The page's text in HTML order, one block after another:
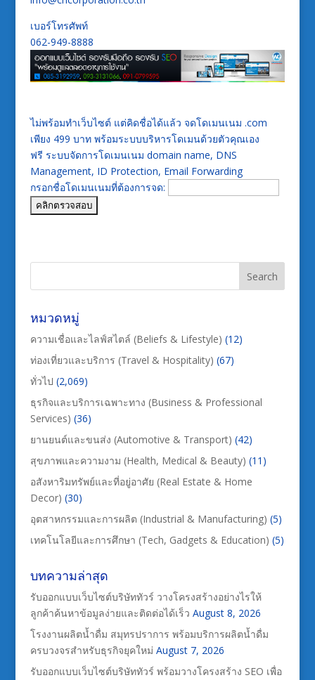
เบอร์โทรศัพท์
062-949-8888
ไม่พร้อมทำเว็บไซต์ แต่คิดชื่อได้แล้ว จดโดเมนเนม .com
เพียง 499 บาท พร้อมระบบบริหารโดเมนด้วยตัวคุณเอง
ฟรี ระบบจัดการโดเมนเนม domain name, DNS
Management, ID Protection, Email Forwarding
กรอกชื่อโดเมนเนมที่ต้องการจด:
หมวดหมู่
ความเชื่อและไลฟ์สไตล์ (Beliefs & Lifestyle) (12)
ท่องเที่ยวและบริการ (Travel & Hospitality) (67)
ทั่วไป (2,069)
ธุรกิจและบริการเฉพาะทาง (Business & Professional
Services) (36)
ยานยนต์และขนส่ง (Automotive & Transport) (42)
สุขภาพและความงาม (Health, Medical & Beauty) (11)
อสังหาริมทรัพย์และที่อยู่อาศัย (Real Estate & Home
Decor) (30)
อุตสาหกรรมและการผลิต (Industrial & Manufacturing) (5)
เทคโนโลยีและการศึกษา (Tech, Gadgets & Education) (5)
บทความล่าสุด
รับออกแบบเว็บไซต์บริษัททัวร์ วางโครงสร้างอย่างไรให้
ลูกค้าค้นหาข้อมูลง่ายและติดต่อได้เร็ว August 8, 2026
โรงงานผลิตน้ำดื่ม สมุทรปราการ พร้อมบริการผลิตน้ำดื่ม
ครบวงจรสำหรับธุรกิจยุคใหม่ August 7, 2026
รับออกแบบเว็บไซต์บริษัททัวร์ พร้อมวางโครงสร้าง SEO เพื่อ